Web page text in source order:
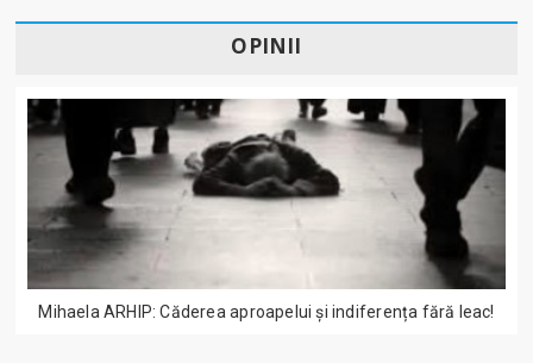
OPINII
Mihaela ARHIP: Căderea aproapelui și indiferența fără leac!